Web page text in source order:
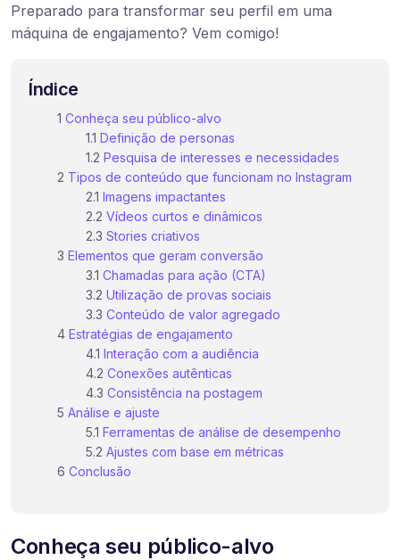
Preparado para transformar seu perfil em uma
máquina de engajamento? Vem comigo!
Índice
Conheça seu público-alvo
Definição de personas
Pesquisa de interesses e necessidades
Tipos de conteúdo que funcionam no Instagram
Imagens impactantes
Vídeos curtos e dinâmicos
Stories criativos
Elementos que geram conversão
Chamadas para ação (CTA)
Utilização de provas sociais
Conteúdo de valor agregado
Estratégias de engajamento
Interação com a audiência
Conexões autênticas
Consistência na postagem
Análise e ajuste
Ferramentas de análise de desempenho
Ajustes com base em métricas
Conclusão
Conheça seu público-alvo